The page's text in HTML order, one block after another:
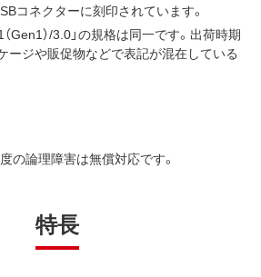
コネクターに刻印されています。
（Gen1）/3.0」の規格は同一です。出荷時期
ージや販促物などで表記が混在している
の論理障害は無償対応です。
特長